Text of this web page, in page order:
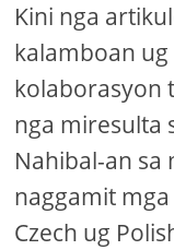
Kini nga
kalamboan ug
kolaborasyon
nga miresulta
Nahibal-an sa
naggamit
Czech ug